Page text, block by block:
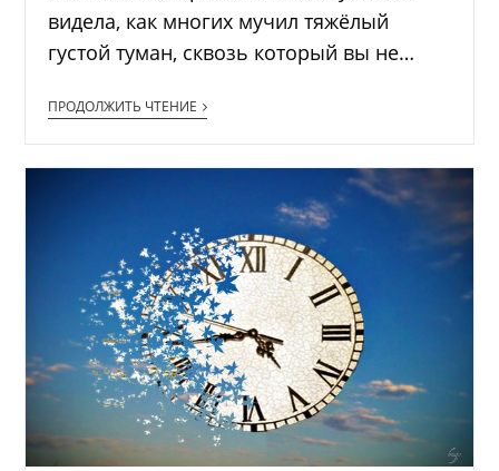
видела, как многих мучил тяжёлый
густой туман, сквозь который вы не…
ПРОДОЛЖИТЬ ЧТЕНИЕ